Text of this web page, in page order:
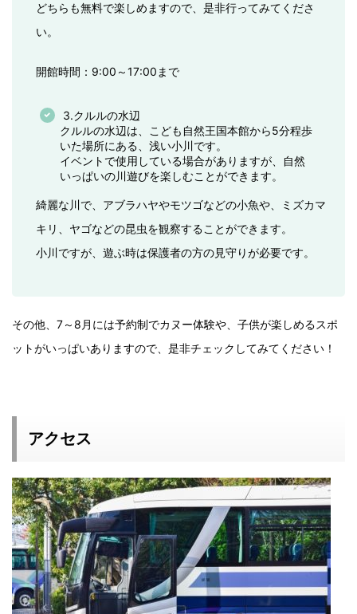
どちらも無料で楽しめますので、是非行ってみてくださ
い。
開館時間：9:00～17:00まで
3.クルルの水辺
クルルの水辺は、こども自然王国本館から5分程歩
いた場所にある、浅い小川です。
イベントで使用している場合がありますが、自然
いっぱいの川遊びを楽しむことができます。
綺麗な川で、アブラハヤやモツゴなどの小魚や、ミズカマ
キリ、ヤゴなどの昆虫を観察することができます。
小川ですが、遊ぶ時は保護者の方の見守りが必要です。
その他、7～8月には予約制でカヌー体験や、子供が楽しめるスポ
ットがいっぱいありますので、是非チェックしてみてください！
アクセス